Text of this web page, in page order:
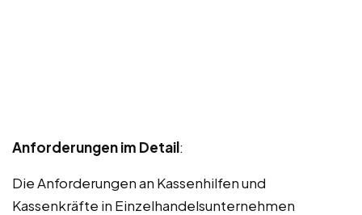
Anforderungen im Detail:
Die Anforderungen an Kassenhilfen und
Kassenkräfte in Einzelhandelsunternehmen